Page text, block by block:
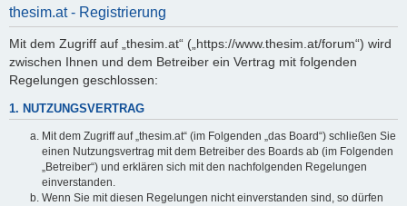
thesim.at - Registrierung
Mit dem Zugriff auf „thesim.at“ („https://www.thesim.at/forum“) wird
zwischen Ihnen und dem Betreiber ein Vertrag mit folgenden
Regelungen geschlossen:
1. NUTZUNGSVERTRAG
Mit dem Zugriff auf „thesim.at“ (im Folgenden „das Board“) schließen Sie
einen Nutzungsvertrag mit dem Betreiber des Boards ab (im Folgenden
„Betreiber“) und erklären sich mit den nachfolgenden Regelungen
einverstanden.
Wenn Sie mit diesen Regelungen nicht einverstanden sind, so dürfen